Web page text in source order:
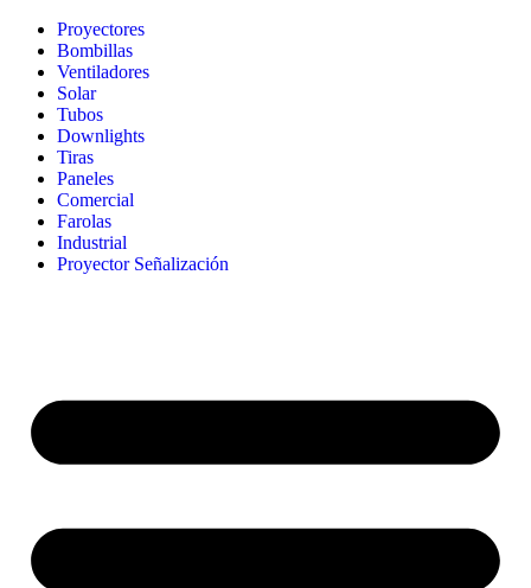
Proyectores
Bombillas
Ventiladores
Solar
Tubos
Downlights
Tiras
Paneles
Comercial
Farolas
Industrial
Proyector Señalización